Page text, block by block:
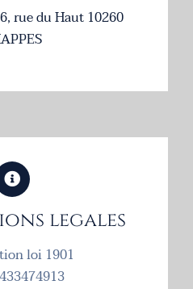
rue du Haut 10260
legales
loi 1901